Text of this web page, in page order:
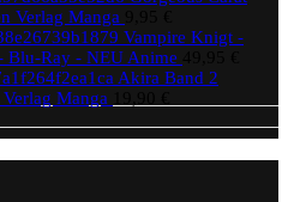
Verlag Manga
Vampire Knigt -
Blu-Ray - NEU Anime
Akira Band 2
Manga